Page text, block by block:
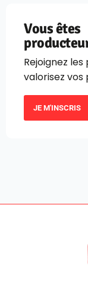
Vous êtes
Rejoignez
valorisez
JE M'INSCRIS